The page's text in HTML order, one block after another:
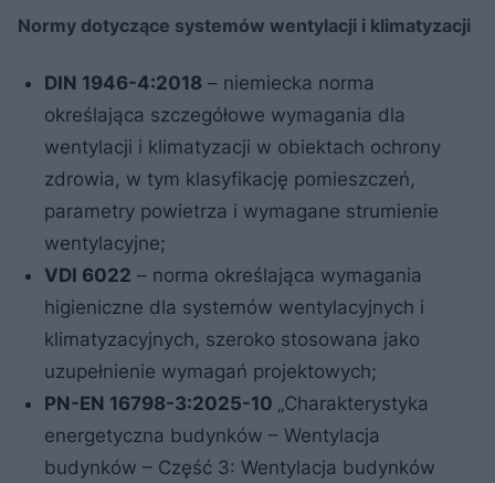
Normy dotyczące systemów wentylacji i klimatyzacji
DIN 1946-4:2018 – niemiecka norma
określająca szczegółowe wymagania dla
wentylacji i klimatyzacji w obiektach ochrony
zdrowia, w tym klasyfikację pomieszczeń,
parametry powietrza i wymagane strumienie
wentylacyjne;
VDI 6022 – norma określająca wymagania
higieniczne dla systemów wentylacyjnych i
klimatyzacyjnych, szeroko stosowana jako
uzupełnienie wymagań projektowych;
PN-EN 16798-3:2025-10 „Charakterystyka
energetyczna budynków – Wentylacja
budynków – Część 3: Wentylacja budynków